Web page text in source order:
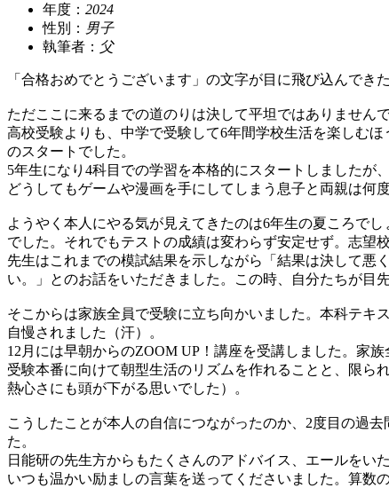
年度： 2024
性別： 男子
執筆者： 父
「合格おめでとうございます」の文字が目に飛び込んで
ただここに来るまでの道のりは決して平坦ではありませんで
高校受験よりも、中学で受験して6年間学校生活を楽しむ
のスタートでした。
5年生になり4科目での学習を本格的にスタートしましたが
どうしてもゲームや漫画を手にしてしまう息子と両親は何
ようやく本人にやる気が見えてきたのは6年生の夏ころで
でした。それでもテストの成績は変わらず安定せず。志望
先生はこれまでの模試結果を示しながら「結果は決して悪
い。」とのお話をいただきました。この時、自分たちが目
そこからは家族全員で受験に立ち向かいました。本科テキ
自慢されました（汗）。
12月には早朝からのZOOM UP！講座を受講しました。家
受験本番に向けて朝型生活のリズムを作れることと、限ら
熱心さにも頭が下がる思いでした）。
こうしたことが本人の自信につながったのか、2度目の過
た。
日能研の先生方からもたくさんのアドバイス、エールを
いつも温かい励ましの言葉を送ってくださいました。算数